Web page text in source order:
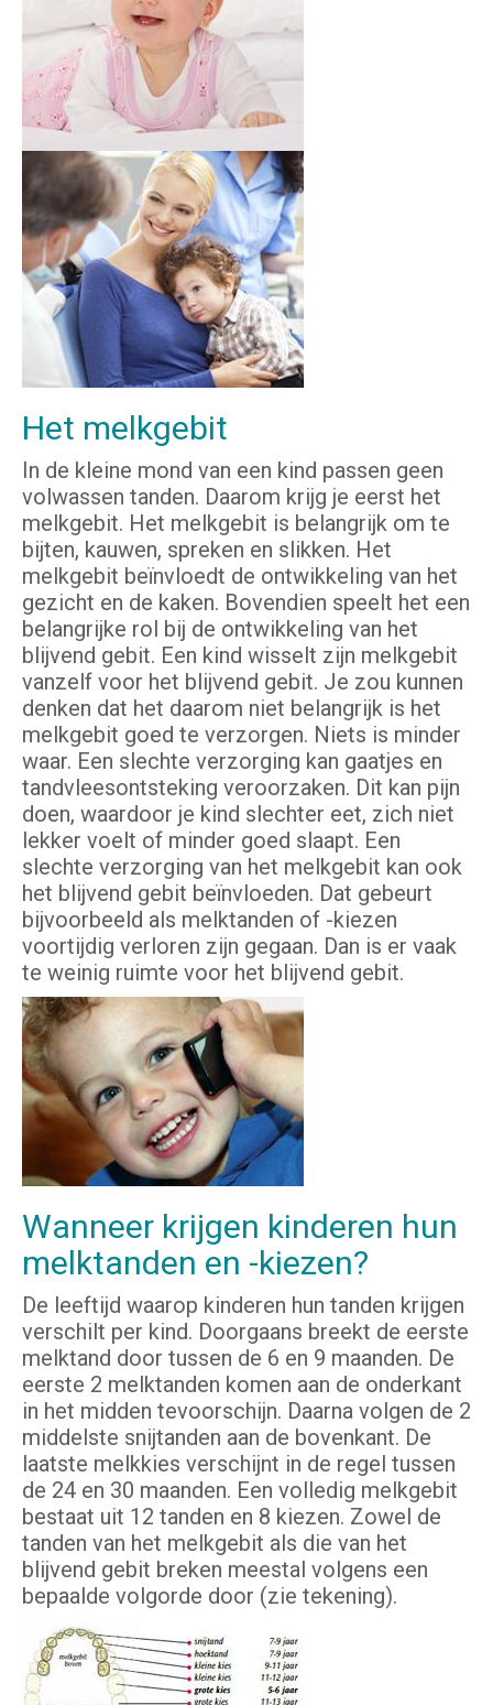
Het melkgebit
In de kleine mond van een kind passen geen
volwassen tanden. Daarom krijg je eerst het
melkgebit. Het melkgebit is belangrijk om te
bijten, kauwen, spreken en slikken. Het
melkgebit beïnvloedt de ontwikkeling van het
gezicht en de kaken. Bovendien speelt het een
belangrijke rol bij de ontwikkeling van het
blijvend gebit. Een kind wisselt zijn melkgebit
vanzelf voor het blijvend gebit. Je zou kunnen
denken dat het daarom niet belangrijk is het
melkgebit goed te verzorgen. Niets is minder
waar. Een slechte verzorging kan gaatjes en
tandvleesontsteking veroorzaken. Dit kan pijn
doen, waardoor je kind slechter eet, zich niet
lekker voelt of minder goed slaapt. Een
slechte verzorging van het melkgebit kan ook
het blijvend gebit beïnvloeden. Dat gebeurt
bijvoorbeeld als melktanden of -kiezen
voortijdig verloren zijn gegaan. Dan is er vaak
te weinig ruimte voor het blijvend gebit.
Wanneer krijgen kinderen hun
melktanden en -kiezen?
De leeftijd waarop kinderen hun tanden krijgen
verschilt per kind. Doorgaans breekt de eerste
melktand door tussen de 6 en 9 maanden. De
eerste 2 melktanden komen aan de onderkant
in het midden tevoorschijn. Daarna volgen de 2
middelste snijtanden aan de bovenkant. De
laatste melkkies verschijnt in de regel tussen
de 24 en 30 maanden. Een volledig melkgebit
bestaat uit 12 tanden en 8 kiezen. Zowel de
tanden van het melkgebit als die van het
blijvend gebit breken meestal volgens een
bepaalde volgorde door (zie tekening).